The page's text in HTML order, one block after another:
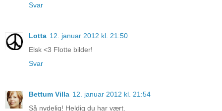
Svar
Lotta 12. januar 2012 kl. 21:50
Elsk <3 Flotte bilder!
Svar
Bettum Villa 12. januar 2012 kl. 21:54
Så nydelig! Heldig du har vært.